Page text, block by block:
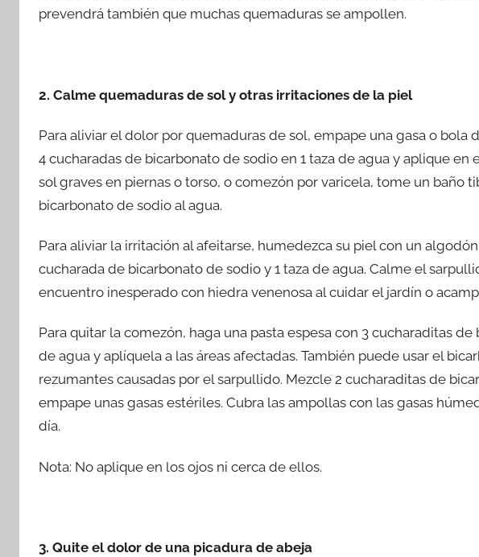
prevendrá también que muchas quemaduras se ampollen.
2. Calme quemaduras de sol y otras irritaciones de la piel
Para aliviar el dolor por quemaduras de sol, empape una gasa o
4 cucharadas de bicarbonato de sodio en 1 taza de agua y aplique en
sol graves en piernas o torso, o comezón por varicela, tome un baño
bicarbonato de sodio al agua.
Para aliviar la irritación al afeitarse, humedezca su piel con un
cucharada de bicarbonato de sodio y 1 taza de agua. Calme el
encuentro inesperado con hiedra venenosa al cuidar el jardín o
Para quitar la comezón, haga una pasta espesa con 3 cucharaditas
de agua y aplíquela a las áreas afectadas. También puede usar el
rezumantes causadas por el sarpullido. Mezcle 2 cucharaditas de
empape unas gasas estériles. Cubra las ampollas con las gasas
día.
Nota: No aplique en los ojos ni cerca de ellos.
3. Quite el dolor de una picadura de abeja